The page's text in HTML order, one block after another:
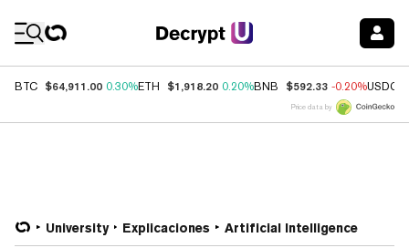
BTC $64,911.00 0.30%ETH $1,918.20 0.20%BNB $592.33 -0.20%USDC
Price data by
University Explicaciones Artificial Intelligence